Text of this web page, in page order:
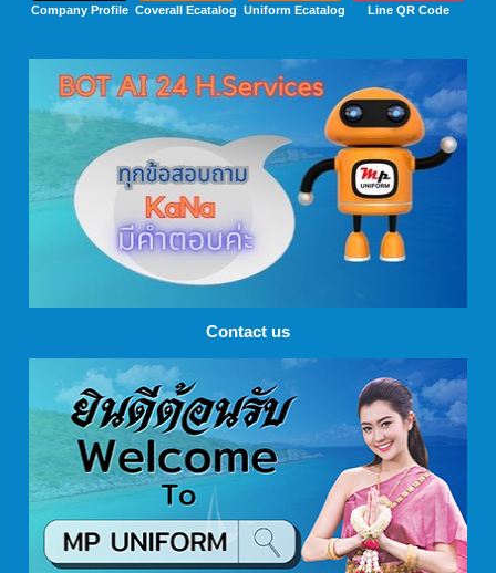
Company Profile Coverall Ecatalog Uniform Ecatalog Line QR Code
Contact us